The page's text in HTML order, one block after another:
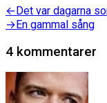
←Föregående
inlägg:
Det var dagarna
→Nästa
En gammal sång
4 kommentarer